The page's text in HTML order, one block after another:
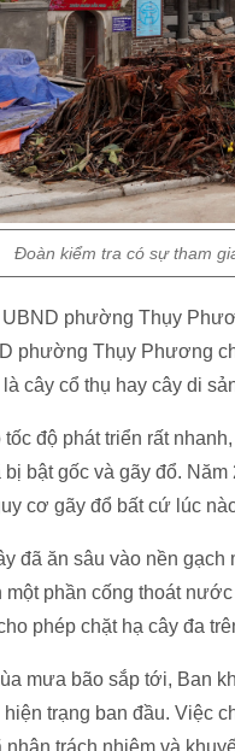
Đoàn kiểm tra có sự tham
UBND phường Thụy
phường Thụy Phương
cây cổ thụ hay cây di
độ phát triển rất
bị bật gốc và gãy đổ.
cơ gãy đổ bất cứ lúc
đã ăn sâu vào nền
một phần cống thoát
phép chặt hạ cây đa
mưa bão sắp tới, Ban
trạng ban đầu. Việc
nhận trách nhiệm và